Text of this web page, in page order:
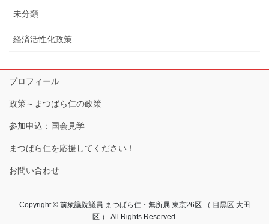
未分類
経済活性化政策
プロフィール
政策～まつばら仁の政策
参加申込：国会見学
まつばら仁を応援してください！
お問い合わせ
Copyright © 前衆議院議員 まつばら仁・無所属 東京26区 （ 目黒区 大田
区 ） All Rights Reserved.